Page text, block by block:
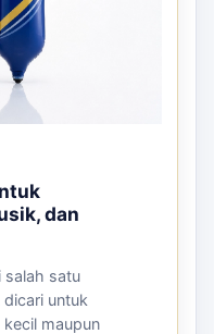
dan
salah satu
untuk
maupun